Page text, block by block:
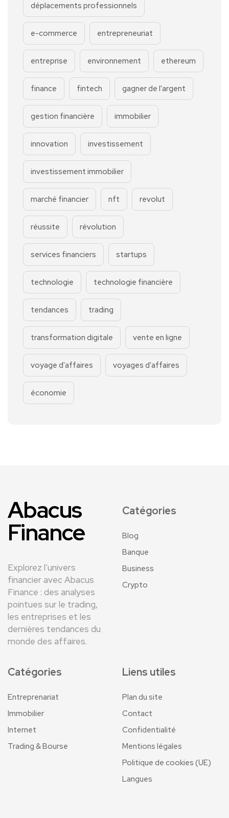
déplacements professionnels
e-commerce entrepreneuriat
entreprise environnement ethereum
finance fintech gagner de l'argent
gestion financière immobilier
innovation investissement
investissement immobilier
marché financier nft revolut
réussite révolution
services financiers startups
technologie technologie financière
tendances trading
transformation digitale vente en ligne
voyage d'affaires voyages d'affaires
économie
Abacus
Finance
Explorez l’univers
financier avec Abacus
Finance : des analyses
pointues sur le trading,
les entreprises et les
dernières tendances du
monde des affaires.
Catégories
Blog
Banque
Business
Crypto
Catégories
Entreprenariat
Immobilier
Internet
Trading & Bourse
Liens utiles
Plan du site
Contact
Confidentialité
Mentions légales
Politique de cookies (UE)
Langues